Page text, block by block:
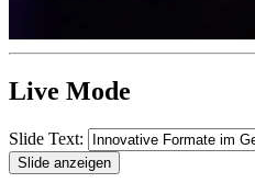
Live Mode
Slide Text: